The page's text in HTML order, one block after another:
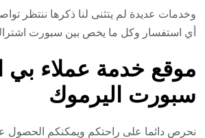
وخدمات عديدة لم يتثنى لنا ذكرها ننتظر
أي استفسار وكل ما يخص بين سبورت
موقع خدمة عملاء بي
سبورت اليرموك
نحرص دائما على راحتكم ويمكنكم الحصول